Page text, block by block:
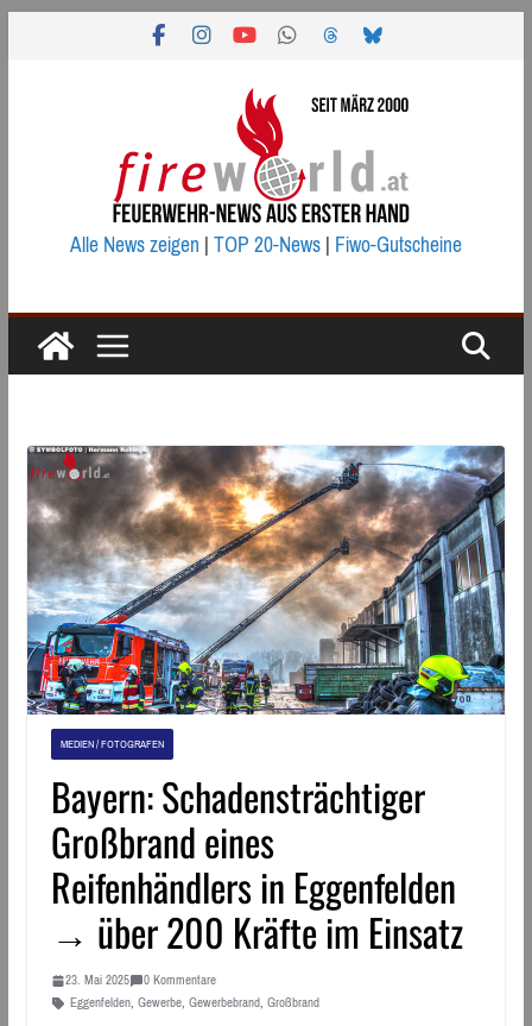
Alle News zeigen|TOP 20-News|Fiwo-Gutscheine
MEDIEN / FOTOGRAFEN
Bayern: Schadensträchtiger
Großbrand eines
Reifenhändlers in Eggenfelden
→ über 200 Kräfte im Einsatz
23. Mai 2025
0 Kommentare
Eggenfelden, Gewerbe, Gewerbebrand, Großbrand